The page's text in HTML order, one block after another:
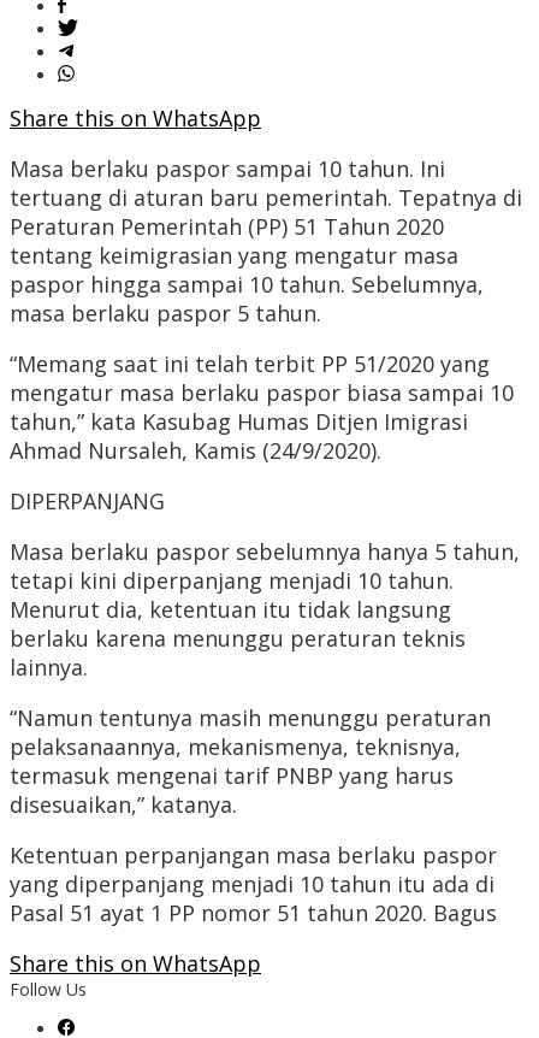
Share this on WhatsApp
Masa berlaku paspor sampai 10 tahun. Ini
tertuang di aturan baru pemerintah. Tepatnya di
Peraturan Pemerintah (PP) 51 Tahun 2020
tentang keimigrasian yang mengatur masa
paspor hingga sampai 10 tahun. Sebelumnya,
masa berlaku paspor 5 tahun.
“Memang saat ini telah terbit PP 51/2020 yang
mengatur masa berlaku paspor biasa sampai 10
tahun,” kata Kasubag Humas Ditjen Imigrasi
Ahmad Nursaleh, Kamis (24/9/2020).
DIPERPANJANG
Masa berlaku paspor sebelumnya hanya 5 tahun,
tetapi kini diperpanjang menjadi 10 tahun.
Menurut dia, ketentuan itu tidak langsung
berlaku karena menunggu peraturan teknis
lainnya.
“Namun tentunya masih menunggu peraturan
pelaksanaannya, mekanismenya, teknisnya,
termasuk mengenai tarif PNBP yang harus
disesuaikan,” katanya.
Ketentuan perpanjangan masa berlaku paspor
yang diperpanjang menjadi 10 tahun itu ada di
Pasal 51 ayat 1 PP nomor 51 tahun 2020. Bagus
Share this on WhatsApp
Follow Us